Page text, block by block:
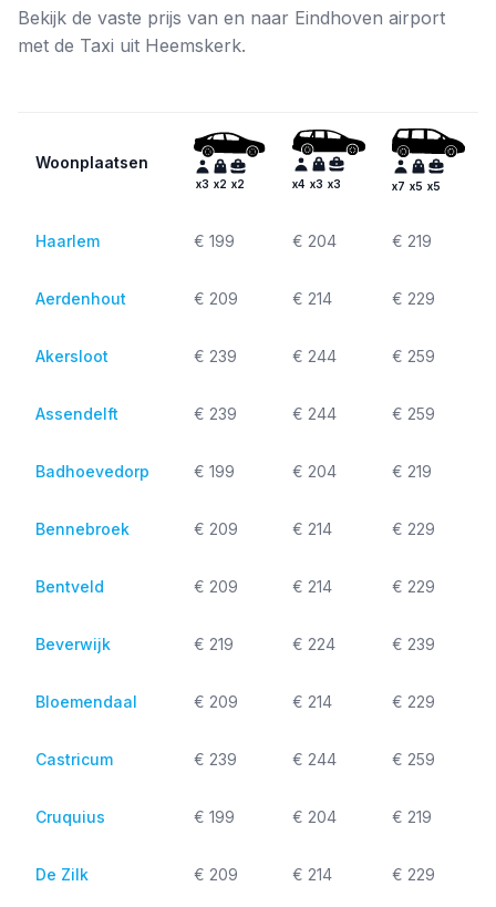
Bekijk de vaste prijs van en naar Eindhoven airport
met de Taxi uit Heemskerk.
Woonplaatsen
x3 x2 x2 x4 x3 x3 x7 x5 x5
Haarlem € 199 € 204 € 219
Aerdenhout € 209 € 214 € 229
Akersloot € 239 € 244 € 259
Assendelft € 239 € 244 € 259
Badhoevedorp € 199 € 204 € 219
Bennebroek € 209 € 214 € 229
Bentveld € 209 € 214 € 229
Beverwijk € 219 € 224 € 239
Bloemendaal € 209 € 214 € 229
Castricum € 239 € 244 € 259
Cruquius € 199 € 204 € 219
De Zilk € 209 € 214 € 229